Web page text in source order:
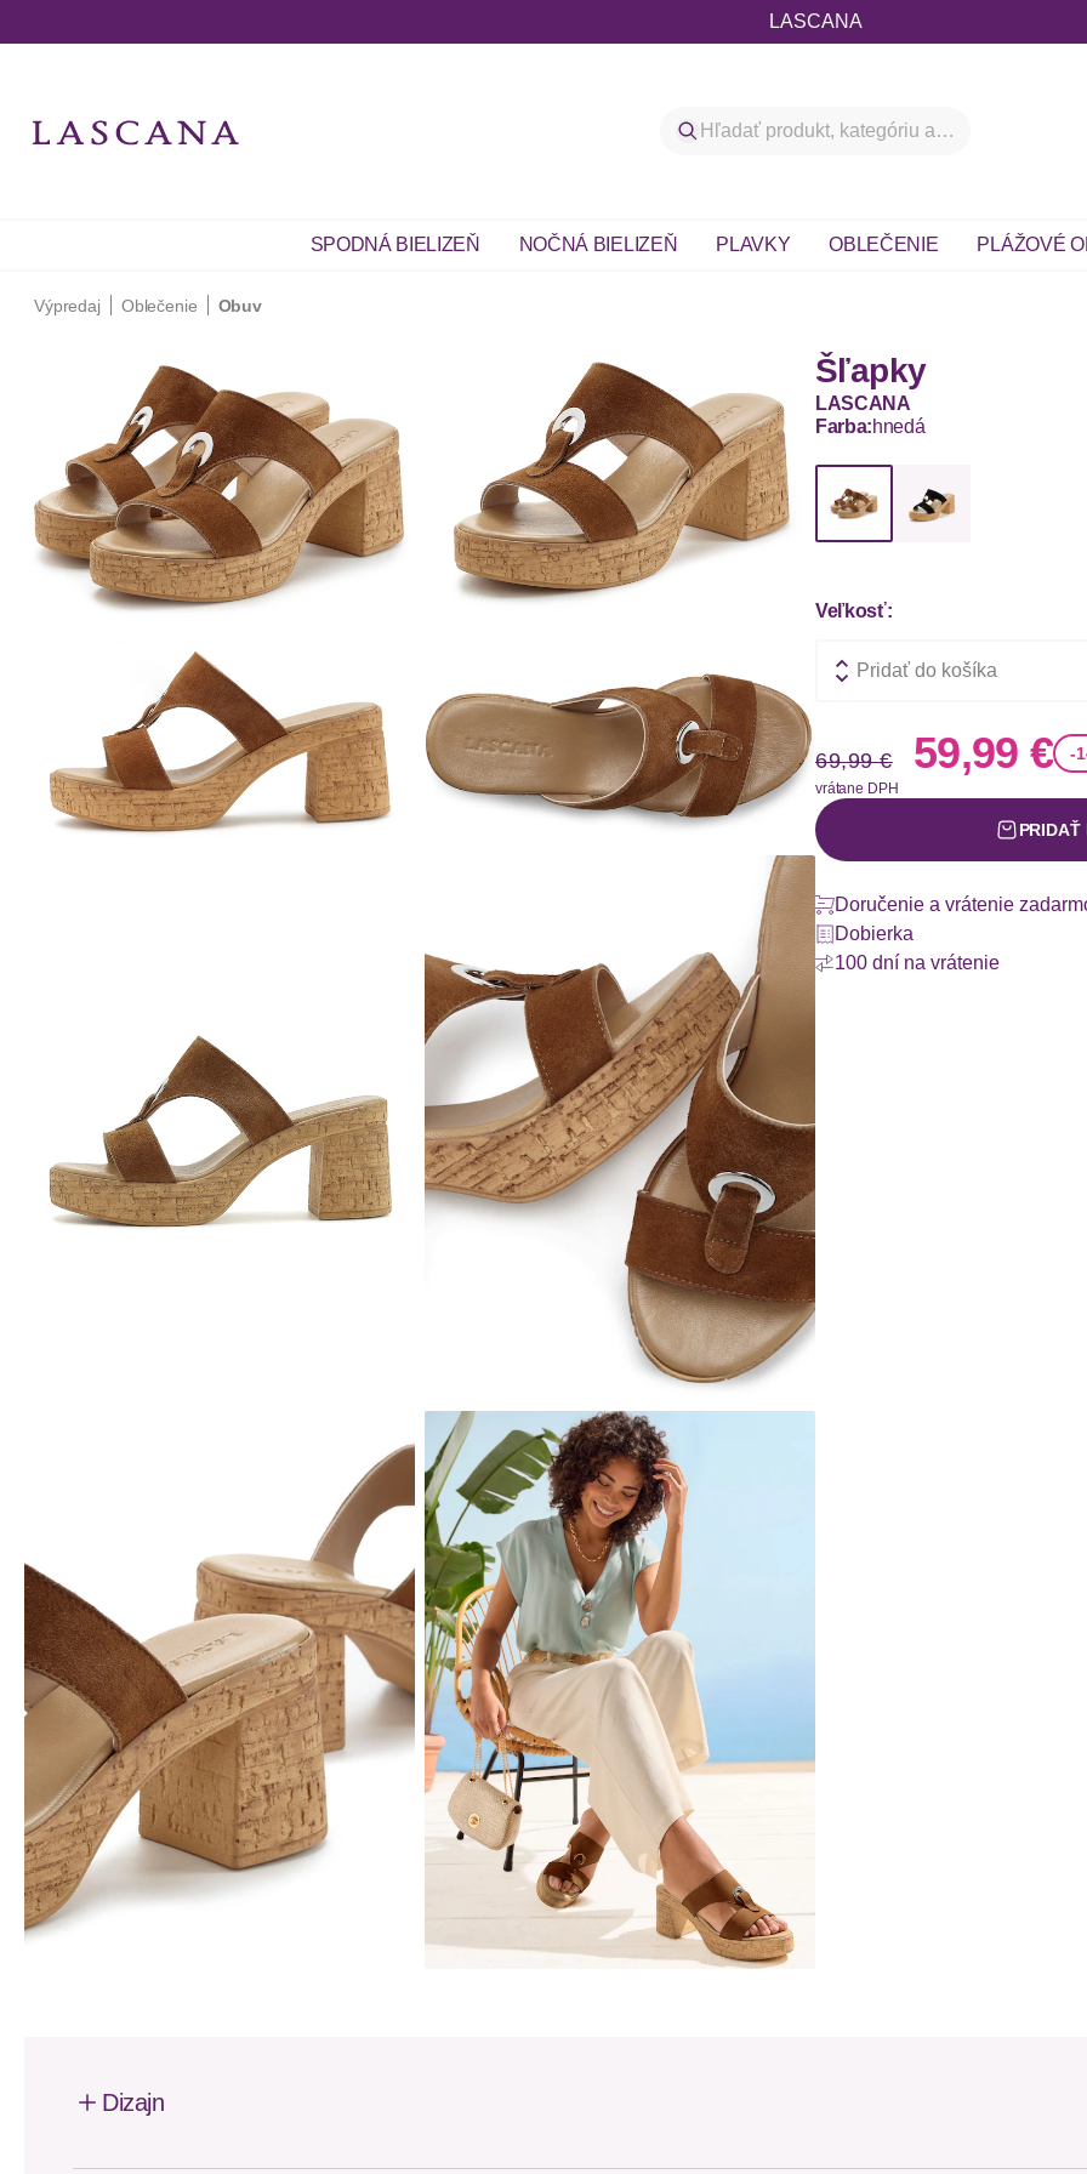
LASCANA
SPODNÁ BIELIZEŇ NOČNÁ BIELIZEŇ PLAVKY OBLEČENIE PLÁŽOVÉ
Výpredaj Oblečenie Obuv
Šľapky
LASCANA
Farba:hnedá
Veľkosť:
Pridať do košíka
Stará cena
69,99 €
Nová
59,99 € -
vrátane DPH
PRIDAŤ
Doručenie a vrátenie
Dobierka
100 dní na vrátenie
Dizajn
Špička topánky: Otvorená špička